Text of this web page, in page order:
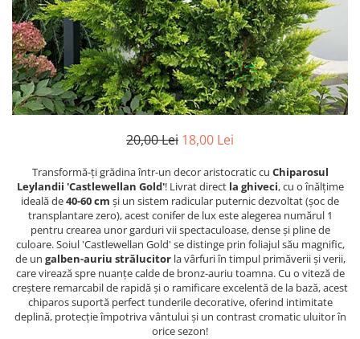
20,00 Lei 18,00 Lei
Transformă-ți grădina într-un decor aristocratic cu Chiparosul
Leylandii 'Castlewellan Gold'! Livrat direct la ghiveci, cu o înălțime
ideală de40-60 cm și un sistem radicular puternic dezvoltat (șoc de
transplantare zero), acest conifer de lux este alegerea numărul 1
pentru crearea unor garduri vii spectaculoase, dense și pline de
culoare. Soiul 'Castlewellan Gold' se distinge prin foliajul său magnific,
de un galben-auriu strălucitorla vârfuri în timpul primăverii și verii,
care virează spre nuanțe calde de bronz-auriu toamna. Cu o viteză de
creștere remarcabil de rapidă și o ramificare excelentă de la bază, acest
chiparos suportă perfect tunderile decorative, oferind intimitate
deplină, protecție împotriva vântului și un contrast cromatic uluitor în
orice sezon!